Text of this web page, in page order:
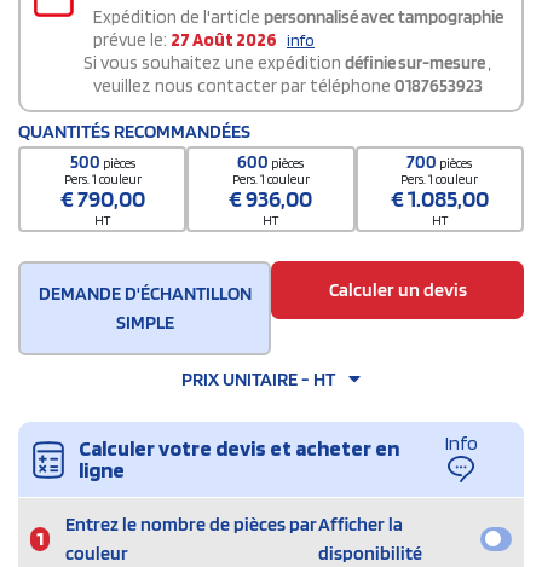
Expédition de l'article personnalisé avec tampographie
prévue le: 27 Août 2026 info
Si vous souhaitez une expédition définie sur-mesure,
veuillez nous contacter par téléphone 0187653923
QUANTITÉS RECOMMANDÉES
500 pièces
Pers. 1 couleur
€790,00
HT
600 pièces
Pers. 1 couleur
€936,00
HT
700 pièces
Pers. 1 couleur
€1.085,00
HT
DEMANDE D'ÉCHANTILLON
SIMPLE
Calculer un devis
PRIX UNITAIRE - HT
Calculer votre devis et acheter en
ligne
Info
1
Entrez le nombre de pièces par
couleur
Afficher la
disponibilité